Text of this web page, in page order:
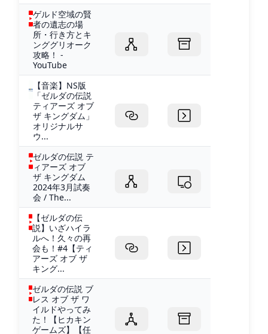
ゲルド空域の賢
者の遺志の場
所・行き方とキ
ンググリオーク
攻略！ -
YouTube
【音楽】NS版
「ゼルダの伝説
ティアーズ オブ
ザ キングダム」
オリジナルサ
ウ...
ゼルダの伝説 テ
ィアーズ オブ
ザ キングダム
2024年3月試奏
会 / The...
【ゼルダの伝
説】いざハイラ
ルへ！久々の再
会も！#4【ティ
アーズ オブ ザ
キング...
ゼルダの伝説 ブ
レス オブ ザ ワ
イルドやってみ
た！【ヒカキン
ゲームズ】【任